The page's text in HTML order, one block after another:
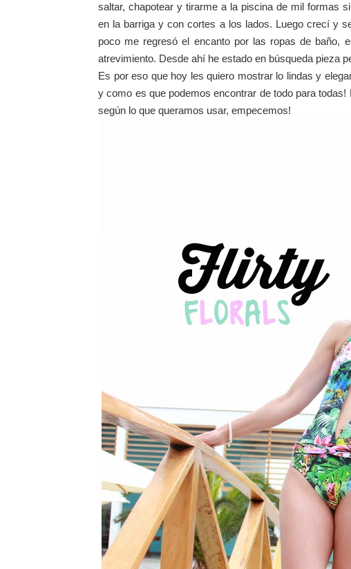
saltar, chapotear y tirarme a la piscina de mil formas
en la barriga y con cortes a los lados. Luego crecí y
poco me regresó el encanto por las ropas de baño,
atrevimiento. Desde ahí he estado en búsqueda pieza
Es por eso que hoy les quiero mostrar lo lindas y
y como es que podemos encontrar de todo para
según lo que queramos usar, empecemos!